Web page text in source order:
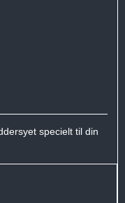
specielt til din